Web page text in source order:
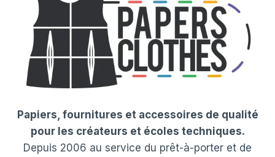
Papiers, fournitures et accessoires de qualité
pour les créateurs et écoles techniques.
Depuis 2006 au service du prêt-à-porter et de